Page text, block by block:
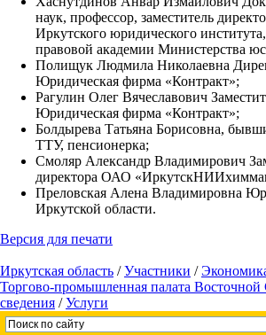
наук, профессор, заместитель
Иркутского юридического
правовой академии Министерства
Полищук Людмила Николаевна
Юридическая фирма «Контракт»;
Рагулин Олег Вячеславович
Юридическая фирма «Контракт»;
Болдырева Татьяна Борисовна,
ТТУ, пенсионерка;
Смоляр Александр Владимирович
директора ОАО
Преловская Алена Владимировна
Иркутской области.
Версия для печати
Иркутская область /Участники /
Торгово-промышленная палата
сведения /Услуги